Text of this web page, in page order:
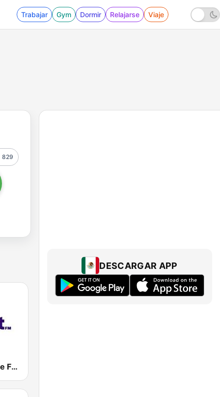
Trabajar Gym Dormir Relajarse Viaje
829
Eight FM (One FM 881)
DESCARGAR APP